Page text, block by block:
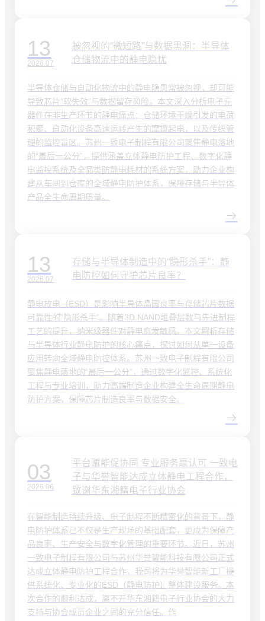
13
2026.07
被忽视的“微短路”与数据黑洞：半导体
仓储物流中的静电隐忧
半导体仓储与自动化物流中的静电隐患常被忽视，却可能
导致芯片“软失效”与数据留存风险。本文深入分析电子元
器件在非生产环节的静电痛点：仓储环境干燥引发的电荷
积聚、自动化设备高速运转产生的摩擦起电，以及传统管
理的监控盲区。苏州一致电子制程有限公司聚焦静电落地
的“最后一公分”，提供涵盖立体静电防护工程、数字化静
电监控系统及全品类防静电耗材的系统方案，助力企业构
建从车间到仓库的全域静电防护体系，保障存储与半导体
产品全生命周期质量。
13
2026.07
存储与半导体制造中的“隐形杀手”：静
电防控如何守护芯片良率？
静电放电（ESD）是影响半导体晶圆良率与存储芯片数据
可靠性的“隐形杀手”。随着3D NAND堆叠层数与先进制程
工艺的提升，纳米级器件对静电愈发敏感。本文解析存储
与半导体行业静电防护的核心痛点，探讨如何从单一设备
应用转向全域静电防控体系。苏州一致电子制程有限公司
聚焦静电落地的“最后一公分”，通过数字化监控、系统化
工程与专业培训，助力高端制造企业构建全生命周期静电
防护方案，保障芯片制造良率与数据安全。
03
2026.06
平台赋能促协同 专业服务赢认可 一致电
子与华誉智能达成立体静电工程合作，
致谢华东湘籍电子行业协会
在智能制造持续升级、电子制程不断精密化的背景下，静
电防护体系已不仅是生产现场的基础配套，更成为保障产
品良率、生产安全与数字化管理的重要环节。近日，苏州
一致电子制程有限公司与苏州华誉智能科技有限公司正式
达成立体静电防护工程合作，我司将为华誉智能新工厂提
供系统化、专业化的ESD（静电防护）整体建设服务。本
次合作的顺利达成，离不开华东湘籍电子行业协会的大力
支持与协会成员企业之间的充分信任。作